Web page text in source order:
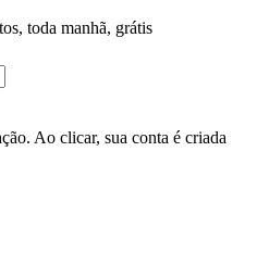
toda manhã, grátis
Ao clicar, sua conta é criada